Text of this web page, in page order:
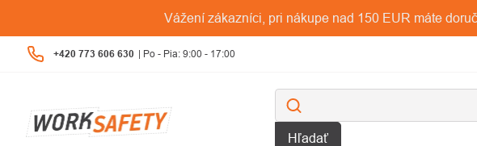
obsah
Vážení zákazníci, pri nákupe nad 150 EUR máte
+420 773 606 630
Hľadať